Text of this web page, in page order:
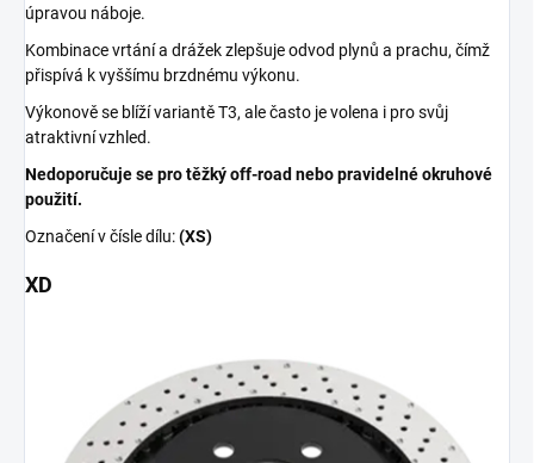
úpravou náboje.
Kombinace vrtání a drážek zlepšuje odvod plynů a prachu, čímž
přispívá k vyššímu brzdnému výkonu.
Výkonově se blíží variantě T3, ale často je volena i pro svůj
atraktivní vzhled.
Nedoporučuje se pro těžký off-road nebo pravidelné okruhové
použití.
Označení v čísle dílu:(XS)
XD